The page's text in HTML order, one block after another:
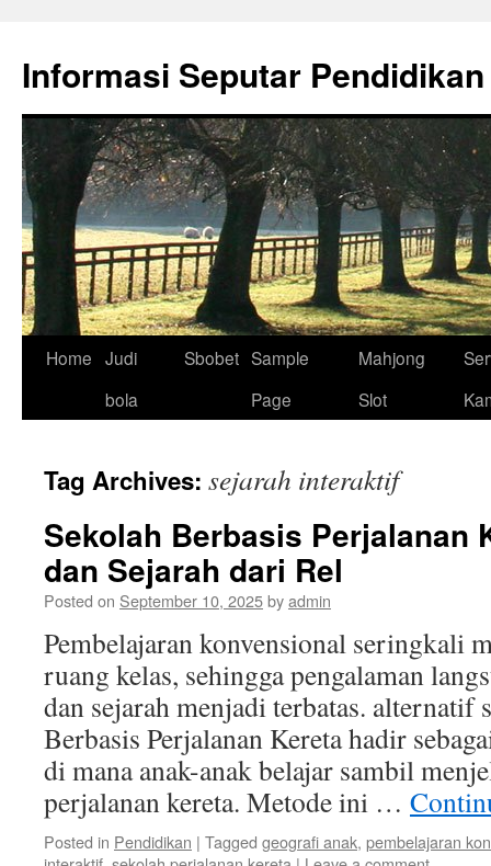
content
Informasi Seputar Pendidikan
Home Judi
bola
Sbobet Sample
Page
Mahjong
Slot
Tag Archives: sejarah interaktif
Sekolah Berbasis Perjalanan
dan Sejarah dari Rel
Posted on September 10, 2025byadmin
Pembelajaran konvensional seringkali
ruang kelas, sehingga pengalaman
dan sejarah menjadi terbatas. alternatif
Berbasis Perjalanan Kereta hadir
di mana anak-anak belajar sambil
perjalanan kereta. Metode ini …
Posted in Pendidikan | Tagged geografi anak, pembelajaran